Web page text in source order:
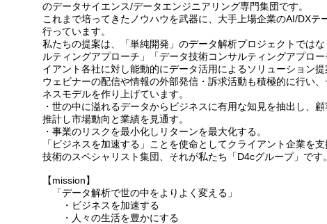
のデータサイエンス/データエンジニアリング専門集団です。
これまで培ってきたノウハウを武器に、大手上場企業のAI/DXテ
行っています。
私たちの提案は、「単純開発」のデータ解析プロジェクトでは
ルティングアプローチ」「データ技術コンサルティングアプロ
イアント各社に対し能動的にデータ活用によるソリューション
ウェビナーの配信や情報の外部発信・訴求活動も積極的に行い
ネスモデルを作り上げています。
・世の中に溢れるデータからビジネスに有用な知見を抽出し、
推計し市場動向と業績を見通す。
・事業のリスクを最小化しリターンを最大化する。
「ビジネスを加速する」ことを使命としてクライアント企業を
技術のスペシャリスト集団、それが私たち「D4cグループ」です
【mission】
「データ解析で世の中をよりよく変える」
・ビジネスを加速する
・人々の生活を豊かにする